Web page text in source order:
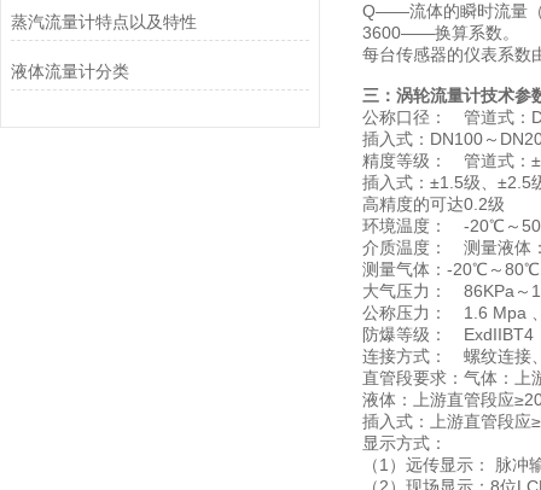
蒸汽流量计特点以及特性
液体流量计分类
Q——流体的瞬时流量
3600——换算系数。
每台传感器的仪表系数
三：涡轮流量计技术参
公称口径： 管道式：
插入式：DN100～
精度等级： 管道式：
插入式：±1.5级、±2.5
高精度的可达0.2级
环境温度： -20℃～
介质温度： 测量液体
测量气体：-20℃～80℃
大气压力： 86KPa～
公称压力： 1.6 Mpa
防爆等级： ExdIIBT4
连接方式： 螺纹连接
直管段要求：气体：上
液体：上游直管段应
插入式：上游直管段应
显示方式：
（1）远传显示： 脉